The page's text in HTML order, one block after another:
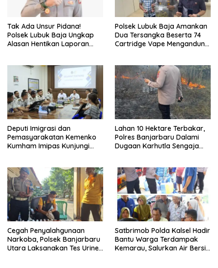
Tak Ada Unsur Pidana!
Polsek Lubuk Baja Ungkap
Alasan Hentikan Laporan
Polsek Lubuk Baja Amankan
Dua Tersangka Beserta 74
Cartridge Vape Mengandung
Deputi Imigrasi dan
Pemasyarakatan Kemenko
Kumham Imipas Kunjungi
Lahan 10 Hektare Terbakar,
Polres Banjarbaru Dalami
Dugaan Karhutla Sengaja
Cegah Penyalahgunaan
Narkoba, Polsek Banjarbaru
Utara Laksanakan Tes Urine
Satbrimob Polda Kalsel Hadir
Bantu Warga Terdampak
Kemarau, Salurkan Air Bersih